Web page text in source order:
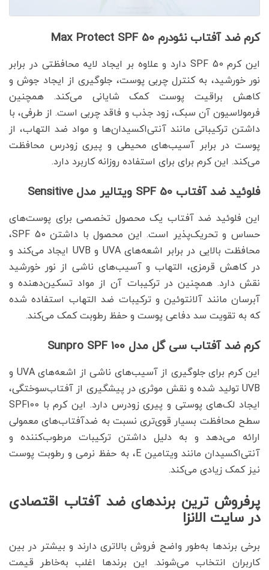
کرم ضد آفتاب نئودرم Max Protect SPF 50
این کرم SPF 50 دارد و علاوه بر ایجاد لایه محافظتی در برابر
نور خورشید، به کنترل چربی پوست، جلوگیری از ایجاد جوش و
کاهش براقیت پوست کمک شایانی می‌کند. همچنین
فرمولاسیون آن سبک، زود جذب و فاقد چربی است. از طرفی، با
داشتن ترکیباتی مانند آنتی‌اکسیدان‌ها و مواد ضد التهاب، از
پوست در برابر آسیب‌های محیطی و پیری زودرس محافظت
می‌کند. این کرم برای برای استفاده روزانه کاربرد دارد.
فلوئید ضد آفتاب SPF 50 ویتالیر مدل Sensitive
این فلوئید ضد آفتاب یک محصول تخصصی برای پوست‌های
حساس و تحریک‌پذیر است. این محصول با داشتن SPF 50،
محافظت بالایی در برابر اشعه‌های UVA و UVB ایجاد می‌کند و
در کاهش قرمزی، التهاب و آسیب‌های ناشی از نور خورشید
نقش دارد. همچنین در ترکیبات آن از مواد تسکین‌دهنده و
آبرسان مانند آلانتوئین و ترکیبات ضد التهاب استفاده شده
که به تقویت سد دفاعی پوست و حفظ رطوبت کمک می‌کند.
کرم ضد آفتاب سی گل مدل Sunpro SPF 100
این کرم برای جلوگیری از آسیب‌های ناشی از اشعه‌های UVA و
UVB تولید شده و نقش موثری در پیشگیری از آفتاب‌سوختگی،
ایجاد لک‌های پوستی و پیری زودرس دارد. این کرم با SPF100
سطح محافظت بسیار قوی‌تری نسبت به ضدآفتاب‌های معمولی
ارائه می‌دهد و به دلیل داشتن ترکیبات مرطوب‌کننده و
آنتی‌اکسیدان مانند ویتامین E، به حفظ نرمی و رطوبت پوست
نیز کمک زیادی می‌کند.
پرفروش ترین برندهای ضد آفتاب اقتصادی
در سایت الانزا
برخی برندها به‌طور واضح فروش بالاتری دارند و بیشتر در بین
کاربران انتخاب می‌شوند. این برندها اغلب به‌خاطر قیمت